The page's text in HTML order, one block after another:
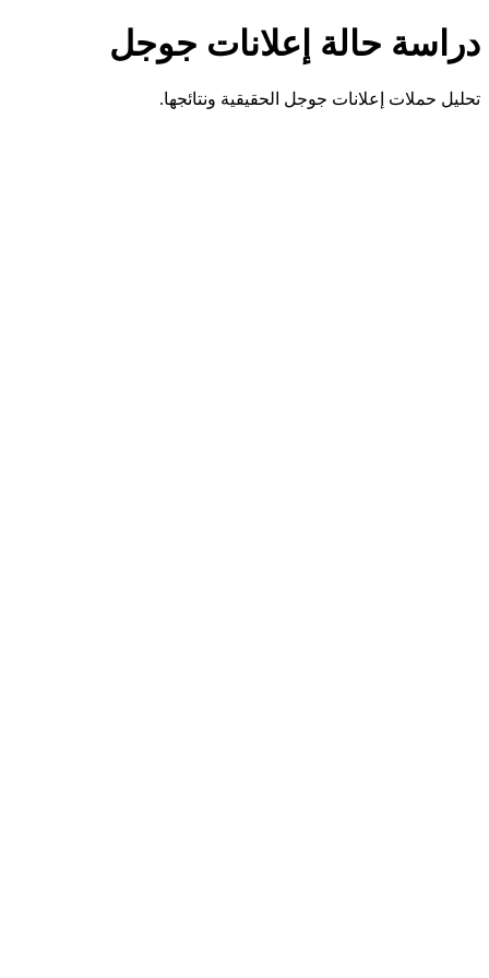
دراسة حالة إعلانات جوجل
تحليل حملات إعلانات جوجل الحقيقية ونتائجها.